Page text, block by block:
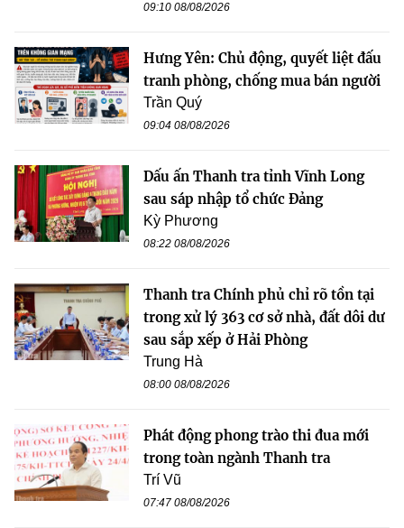
09:10 08/08/2026
Hưng Yên: Chủ động, quyết liệt đấu
tranh phòng, chống mua bán người
Trần Quý
09:04 08/08/2026
Dấu ấn Thanh tra tỉnh Vĩnh Long
sau sáp nhập tổ chức Đảng
Kỳ Phương
08:22 08/08/2026
Thanh tra Chính phủ chỉ rõ tồn tại
trong xử lý 363 cơ sở nhà, đất dôi dư
sau sắp xếp ở Hải Phòng
Trung Hà
08:00 08/08/2026
Phát động phong trào thi đua mới
trong toàn ngành Thanh tra
Trí Vũ
07:47 08/08/2026